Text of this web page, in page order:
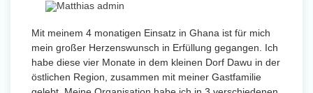
Mit meinem 4 monatigen Einsatz in Ghana ist für mich
mein großer Herzenswunsch in Erfüllung gegangen. Ich
habe diese vier Monate in dem kleinen Dorf Dawu in der
östlichen Region, zusammen mit meiner Gastfamilie